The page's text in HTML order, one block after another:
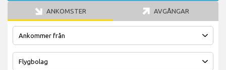
ANKOMSTER AVGÅNGAR